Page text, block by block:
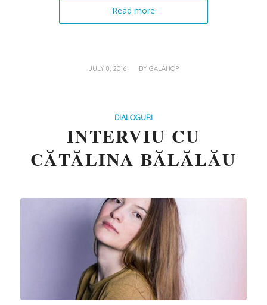
Read more
JULY 8, 2016
/ BY GALAHOP
DIALOGURI
INTERVIU CU
CĂTĂLINA BĂLĂLĂU